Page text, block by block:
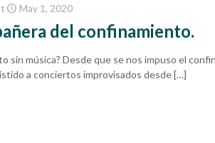
May 1, 2020
del confinamiento.
sin música? Desde que se nos impuso el
a conciertos improvisados desde[…]